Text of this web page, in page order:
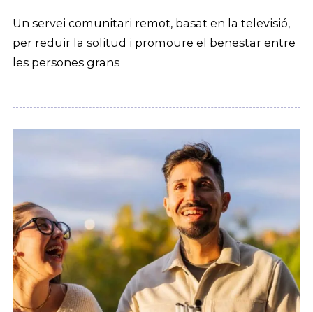
Un servei comunitari remot, basat en la televisió,
per reduir la solitud i promoure el benestar entre
les persones grans